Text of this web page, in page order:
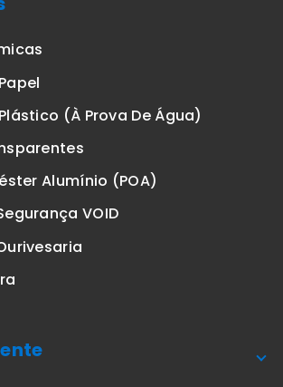
(à Prova De Água)
Alumínio (POA)
VOID